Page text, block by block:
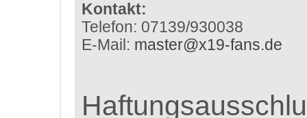
Kontakt:
Telefon: 07139/930038
E-Mail: master@x19-fans.de